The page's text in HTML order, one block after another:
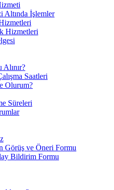
Altında İşlemler
Hizmetleri
Alınır?
Saatleri
Olurum?
Süreleri
Görüş ve Öneri Formu
Bildirim Formu